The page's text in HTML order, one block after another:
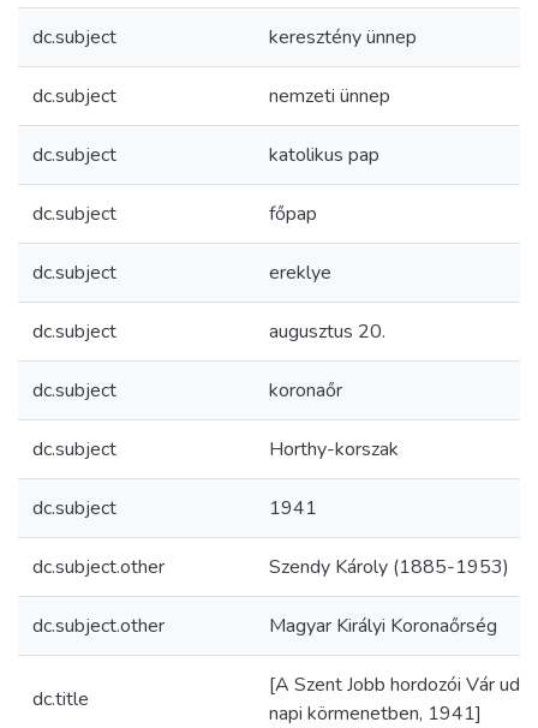
dc.subject keresztény ünnep
dc.subject nemzeti ünnep
dc.subject katolikus pap
dc.subject főpap
dc.subject ereklye
dc.subject augusztus 20.
dc.subject koronaőr
dc.subject Horthy-korszak
dc.subject 1941
dc.subject.other Szendy Károly (1885-1953)
dc.subject.other Magyar Királyi Koronaőrség
dc.title
[A Szent Jobb hordozói Vár
napi körmenetben, 1941]